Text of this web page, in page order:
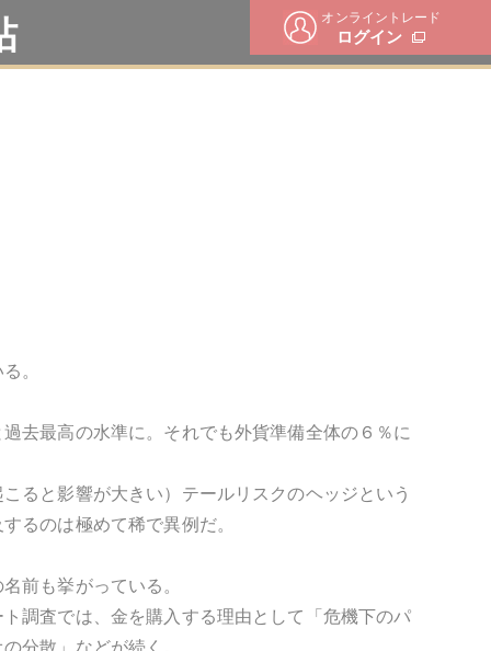
オンライントレード
ログイン
。
去最高の水準に。それでも外貨準備全体の６％に
ると影響が大きい）テールリスクのヘッジという
るのは極めて稀で異例だ。
前も挙がっている。
調査では、金を購入する理由として「危機下のパ
分散」などが続く。